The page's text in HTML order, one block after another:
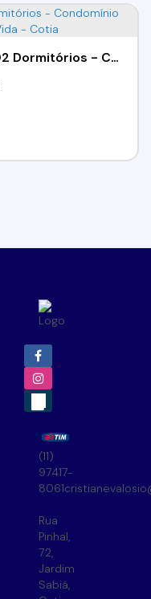
APARTAMENTO - 48m²(V) - 02 Dormitórios - Condomínio Residencial Essence - Jardim Nova Vida - Cotia
(11)
97417-
8061
Rua
Pinhal,
72,
Jardim
Sabiá,